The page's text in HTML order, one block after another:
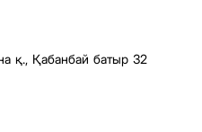
қ., Қабанбай батыр 32